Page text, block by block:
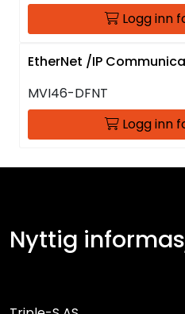
Logg inn
EtherNet /IP
MVI46-DFNT
Logg inn
Nyttig